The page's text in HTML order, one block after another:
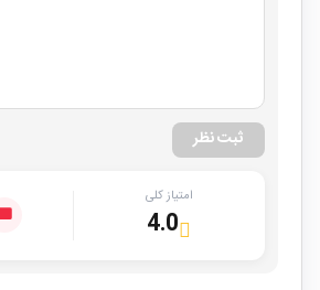
ثبت نظر
امتیاز کلی
4.0